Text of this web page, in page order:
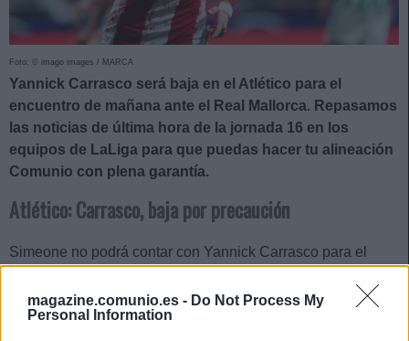
magazine.comunio.es - Do Not Process My
Personal Information
Foto: © imago images / MARCA
Yannick Carrasco será baja en el Atlético para el
encuentro de mañana ante el Real Mallorca. Repasamos
las noticias de última hora de la jornada 16 en los
equipos de LaLiga para que puedas hacer tu alineación
Comunio con plena garantía.
Atlético: Carrasco, baja por precaución
Simeone no podrá contar con Yannick Carrasco para el
Deportivo. El belga no ha entrenado con el grupo durante la
semana por molestias y el técnico argentino le dará